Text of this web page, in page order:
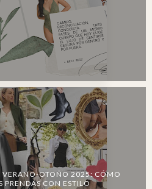
VERANO-OTOÑO 2025: CÓMO
PRENDAS CON ESTILO